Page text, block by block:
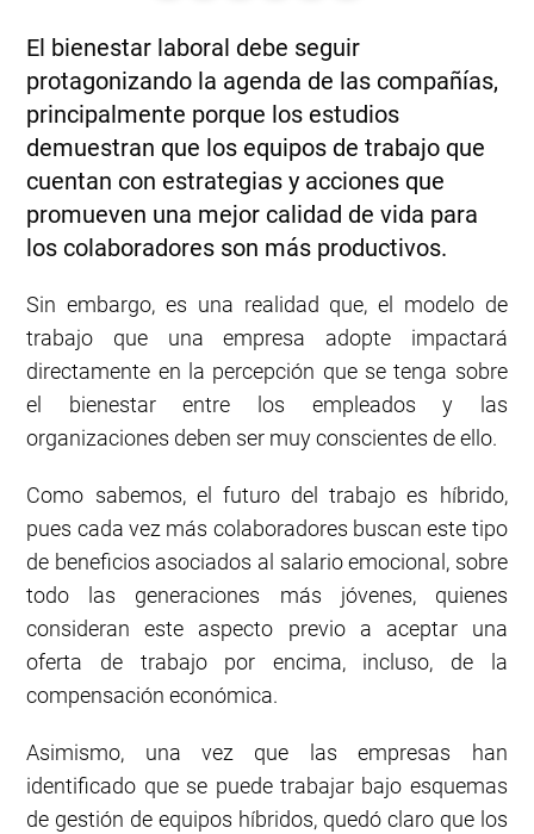
El bienestar laboral debe seguir
protagonizando la agenda de las compañías,
principalmente porque los estudios
demuestran que los equipos de trabajo que
cuentan con estrategias y acciones que
promueven una mejor calidad de vida para
los colaboradores son más productivos.
Sin embargo, es una realidad que, el modelo de
trabajo que una empresa adopte impactará
directamente en la percepción que se tenga sobre
el bienestar entre los empleados y las
organizaciones deben ser muy conscientes de ello.
Como sabemos, el futuro del trabajo es híbrido,
pues cada vez más colaboradores buscan este tipo
de beneficios asociados al salario emocional, sobre
todo las generaciones más jóvenes, quienes
consideran este aspecto previo a aceptar una
oferta de trabajo por encima, incluso, de la
compensación económica.
Asimismo, una vez que las empresas han
identificado que se puede trabajar bajo esquemas
de gestión de equipos híbridos, quedó claro que los